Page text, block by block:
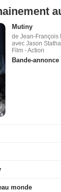
Mutiny
de Jean-François
avec Jason
Film - Action
Bande-annonce
monde